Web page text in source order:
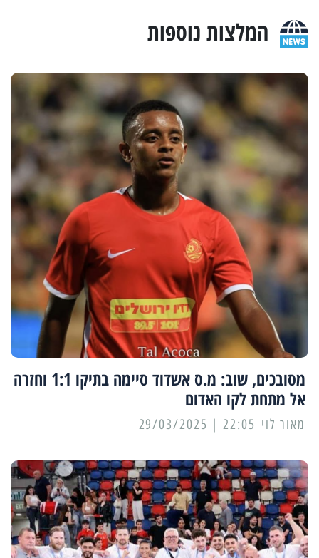
המלצות נוספות
מסובכים, שוב: מ.ס אשדוד סיימה בתיקו 1:1 וחזרה
אל מתחת לקו האדום
מאור לוי 22:05 | 29/03/2025